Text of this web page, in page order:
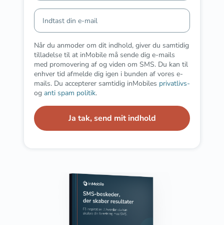
Når du anmoder om dit indhold, giver du samtidig
tilladelse til at inMobile må sende dig e-mails
med promovering af og viden om SMS. Du kan til
enhver tid afmelde dig igen i bunden af vores e-
mails. Du accepterer samtidig inMobiles privatlivs-
og anti spam politik.